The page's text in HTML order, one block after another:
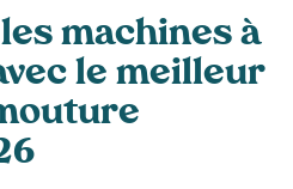
machines à
le meilleur